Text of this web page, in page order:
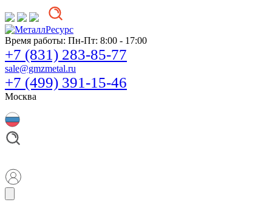
Время работы: Пн-Пт: 8:00 - 17:00
+7 (831) 283-85-77
sale@gmzmetal.ru
+7 (499) 391-15-46
Москва